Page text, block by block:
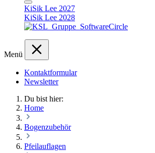
KiSik Lee 2027
KiSik Lee 2028
Menü
Kontaktformular
Newsletter
Du bist hier:
Home
Bogenzubehör
Pfeilauflagen